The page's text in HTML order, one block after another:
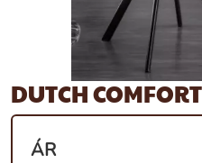
DUTCH
ÁR